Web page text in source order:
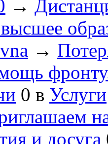
→
→
0 в Услуги
и досуга